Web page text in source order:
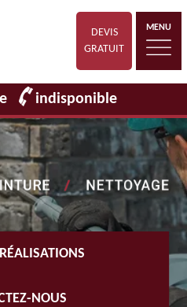
DEVIS
GRATUIT
MENU
indisponible
NOUS